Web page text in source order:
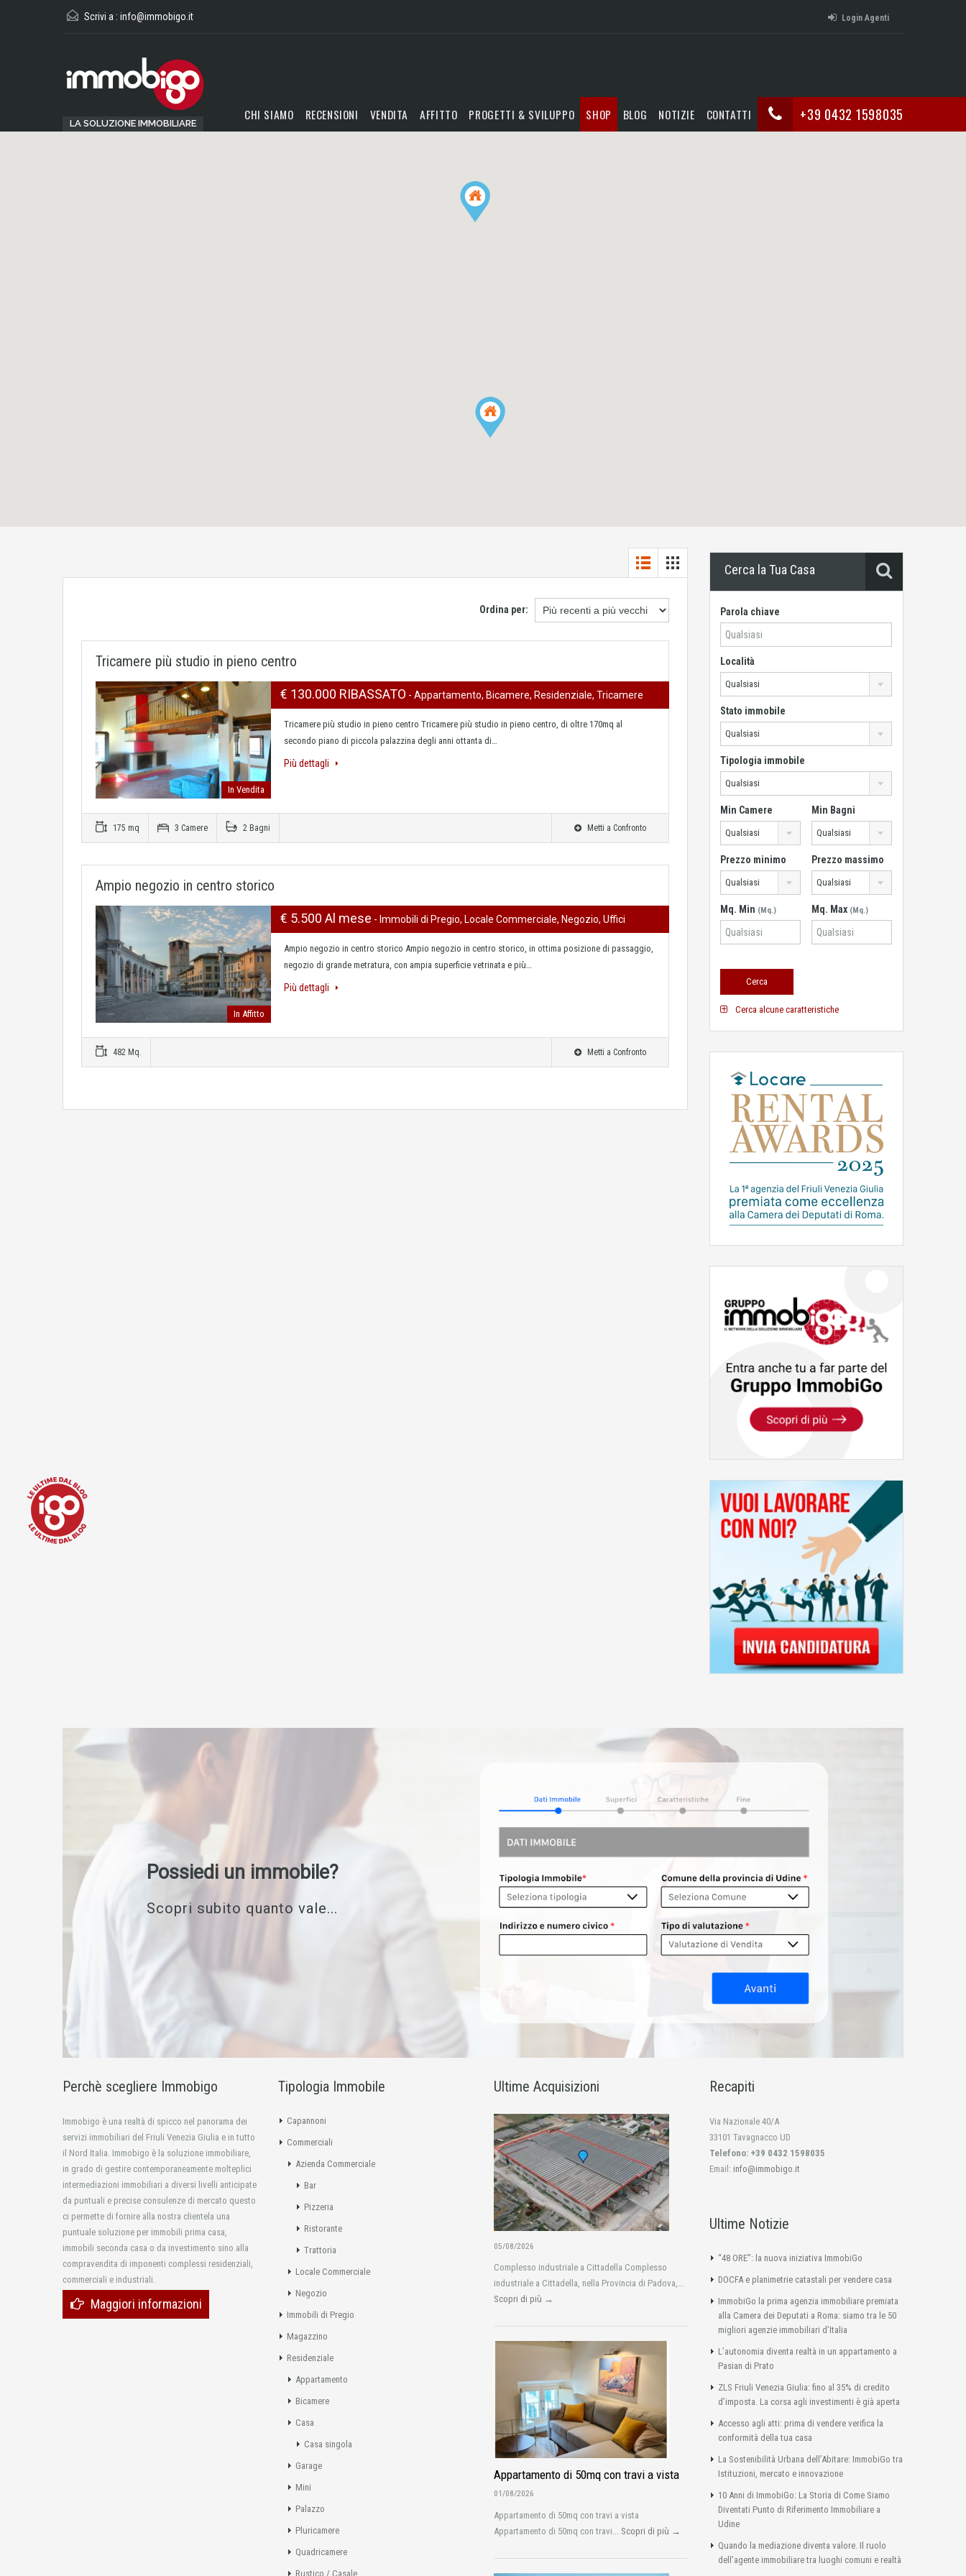
Scrivi a : info@immobigo.it Login Agenti
LA SOLUZIONE IMMOBILIARE +39 0432 1598035
CHI SIAMO RECENSIONI VENDITA AFFITTO PROGETTI & SVILUPPO SHOP BLOG NOTIZIE CONTATTI
Ordina per:
Tricamere più studio in pieno centro
In Vendita
€ 130.000 RIBASSATO - Appartamento, Bicamere, Residenziale, Tricamere
Tricamere più studio in pieno centro Tricamere più studio in pieno centro, di oltre 170mq al
secondo piano di piccola palazzina degli anni ottanta di…
Più dettagli
175 mq 3 Camere 2 Bagni Metti a Confronto
Ampio negozio in centro storico
In Affitto
€ 5.500 Al mese - Immobili di Pregio, Locale Commerciale, Negozio, Uffici
Ampio negozio in centro storico Ampio negozio in centro storico, in ottima posizione di passaggio,
negozio di grande metratura, con ampia superficie vetrinata e più…
Più dettagli
482 Mq. Metti a Confronto
Cerca la Tua Casa
Parola chiave
Località
Qualsiasi
Stato immobile
Qualsiasi
Tipologia immobile
Qualsiasi
Min Camere
Qualsiasi
Min Bagni
Qualsiasi
Prezzo minimo
Qualsiasi
Prezzo massimo
Qualsiasi
Mq. Min (Mq.) Mq. Max (Mq.)
Cerca alcune caratteristiche
Possiedi un immobile?
Scopri subito quanto vale...
Perchè scegliere Immobigo
Immobigo è una realtà di spicco nel panorama dei
servizi immobiliari del Friuli Venezia Giulia e in tutto
il Nord Italia. Immobigo è la soluzione immobiliare,
in grado di gestire contemporaneamente molteplici
intermediazioni immobiliari a diversi livelli anticipate
da puntuali e precise consulenze di mercato questo
ci permette di fornire alla nostra clientela una
puntuale soluzione per immobili prima casa,
immobili seconda casa o da investimento sino alla
compravendita di imponenti complessi residenziali,
commerciali e industriali.
Maggiori informazioni
Tipologia Immobile
Capannoni
Commerciali
Azienda Commerciale
Bar
Pizzeria
Ristorante
Trattoria
Locale Commerciale
Negozio
Immobili di Pregio
Magazzino
Residenziale
Appartamento
Bicamere
Casa
Casa singola
Garage
Mini
Palazzo
Pluricamere
Quadricamere
Rustico / Casale
Ultime Acquisizioni
05/08/2026
Complesso industriale a Cittadella Complesso
industriale a Cittadella, nella Provincia di Padova,...
Scopri di più →
Appartamento di 50mq con travi a vista
01/08/2026
Appartamento di 50mq con travi a vista
Appartamento di 50mq con travi... Scopri di più →
Recapiti
Via Nazionale 40/A
33101 Tavagnacco UD
Telefono: +39 0432 1598035
Email: info@immobigo.it
Ultime Notizie
“48 ORE”: la nuova iniziativa ImmobiGo
DOCFA e planimetrie catastali per vendere casa
ImmobiGo la prima agenzia immobiliare premiata
alla Camera dei Deputati a Roma: siamo tra le 50
migliori agenzie immobiliari d’Italia
L’autonomia diventa realtà in un appartamento a
Pasian di Prato
ZLS Friuli Venezia Giulia: fino al 35% di credito
d’imposta. La corsa agli investimenti è già aperta
Accesso agli atti: prima di vendere verifica la
conformità della tua casa
La Sostenibilità Urbana dell’Abitare: ImmobiGo tra
Istituzioni, mercato e innovazione
10 Anni di ImmobiGo: La Storia di Come Siamo
Diventati Punto di Riferimento Immobiliare a
Udine
Quando la mediazione diventa valore. Il ruolo
dell’agente immobiliare tra luoghi comuni e realtà